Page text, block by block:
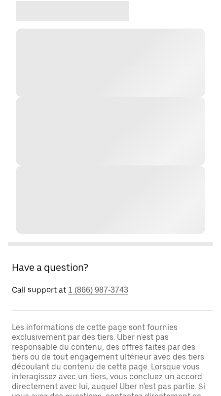
Have a question?
Call support at 1 (866) 987-3743
Les informations de cette page sont fournies
exclusivement par des tiers. Uber n'est pas
responsable du contenu, des offres faites par des
tiers ou de tout engagement ultérieur avec des tiers
découlant du contenu de cette page. Lorsque vous
interagissez avec un tiers, vous concluez un accord
directement avec lui, auquel Uber n'est pas partie. Si